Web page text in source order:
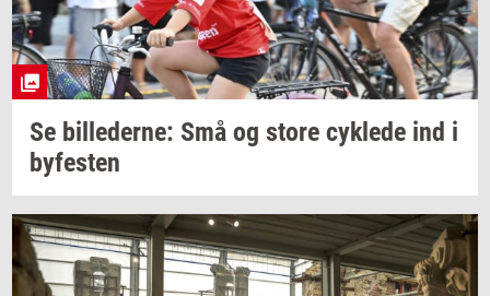
Se bil­le­der­ne: Små og store cyk­le­de ind i
by­fe­sten